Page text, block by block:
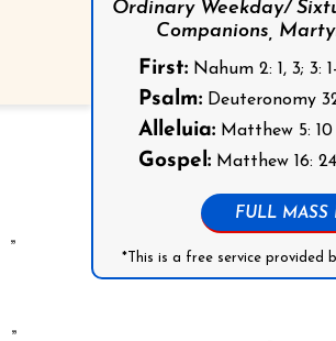
”
Ordinary Weekday/
Companions,
First:Nahum 2: 1, 3; 3:
Psalm:Deuteronomy
Alleluia:Matthew 5: 10
Gospel:Matthew 16:
FULL MASS
*This is a free service provided